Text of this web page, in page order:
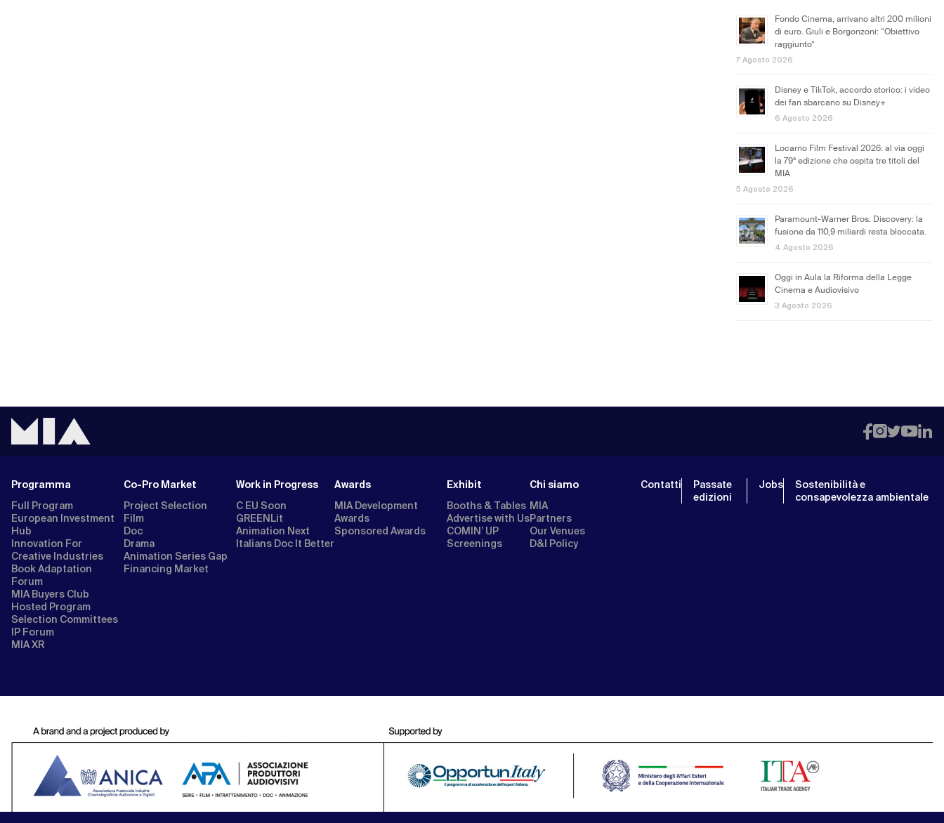
Fondo Cinema, arrivano altri 200 milioni
di euro. Giuli e Borgonzoni: “Obiettivo
raggiunto”
7 Agosto 2026
Disney e TikTok, accordo storico: i video
dei fan sbarcano su Disney+
6 Agosto 2026
Locarno Film Festival 2026: al via oggi
la 79ª edizione che ospita tre titoli del
MIA
5 Agosto 2026
Paramount-Warner Bros. Discovery: la
fusione da 110,9 miliardi resta bloccata.
4 Agosto 2026
Oggi in Aula la Riforma della Legge
Cinema e Audiovisivo
3 Agosto 2026
Programma
Full Program
European Investment
Hub
Innovation For
Creative Industries
Book Adaptation
Forum
MIA Buyers Club
Hosted Program
Selection Committees
IP Forum
MIA XR
Co-Pro Market
Project Selection
Film
Doc
Drama
Animation Series Gap
Financing Market
Work in Progress
C EU Soon
GREENLit
Animation Next
Italians Doc It Better
Awards
MIA Development
Awards
Sponsored Awards
Exhibit
Booths & Tables
Advertise with Us
COMIN’ UP
Screenings
Chi siamo
MIA
Partners
Our Venues
D&I Policy
Contatti
Passate
edizioni
Jobs
Sostenibilità e
consapevolezza ambientale